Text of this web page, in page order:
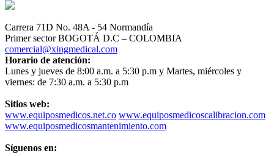
Carrera 71D No. 48A - 54 Normandía
Primer sector BOGOTÁ D.C – COLOMBIA
comercial@xingmedical.com
Horario de atención:
Lunes y jueves de 8:00 a.m. a 5:30 p.m y Martes, miércoles y
viernes: de 7:30 a.m. a 5:30 p.m
Sitios web:
www.equiposmedicos.net.co www.equiposmedicoscalibracion.com
www.equiposmedicosmantenimiento.com
Síguenos en: